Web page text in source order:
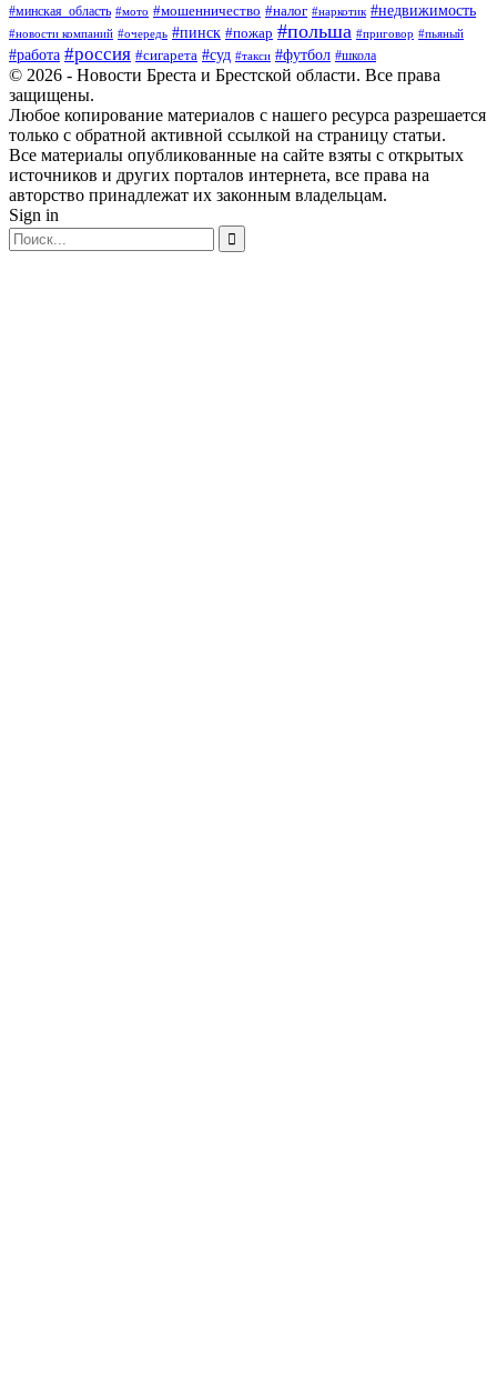
#минская_область #мото #мошенничество #налог #наркотик #недвижимость
#новости компаний #очередь #пинск #пожар #польша #приговор #пьяный
#работа #россия #сигарета #суд #такси #футбол #школа
© 2026 - Новости Бреста и Брестской области. Все права
защищены.
Любое копирование материалов с нашего ресурса разрешается
только с обратной активной ссылкой на страницу статьи.
Все материалы опубликованные на сайте взяты с открытых
источников и других порталов интернета, все права на
авторство принадлежат их законным владельцам.
Sign in